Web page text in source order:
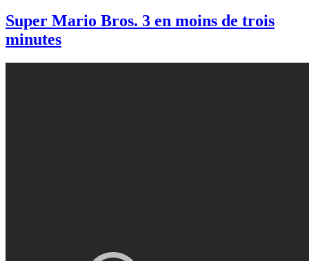
Super Mario Bros. 3 en moins de trois
minutes